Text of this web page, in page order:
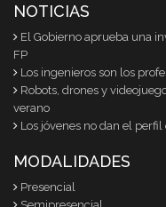
NOTICIAS
El Gobierno aprueba una
FP
Los ingenieros son los
Robots, drones y
verano
Los jóvenes no dan el
MODALIDADES
Presencial